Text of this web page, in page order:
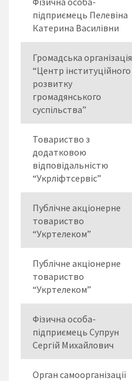
підприємець Пелевіна
Катерина Василівни
Громадська організація
“Центр інституційного
розвитку
громадянського
суспільства”
Товариство з
додатковою
відповідальністю
“Укрліфтсервіс”
Публічне акціонерне
товариство
“Укртелеком”
Публічне акціонерне
товариство
“Укртелеком”
Фізична особа-
підприємець Супрун
Сергій Михайлович
Орган самоорганізації